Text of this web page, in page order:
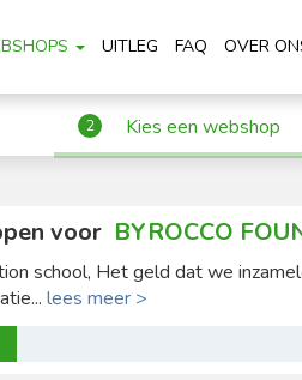
UITLEG FAQ OVER
2 Kies een webshop
voor BYROCCO
school, Het geld dat we
lees meer >